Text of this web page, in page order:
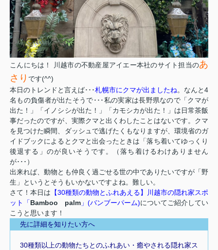
こんにちは！ 川越市の不動産屋アイエー本社のサイト担当のあ
さり です(^^)
本日のトレンドと言えば･･･札幌市にクマが出ましたね。なんと4
名もの負傷者が出たそうで･･･私の実家は長野県なので「クマが
出た！」「イノシシが出た！」「カモシカが出た！」は日常茶飯
事だったのですが、実際クマと出くわしたことはないです。クマ
を見つけた瞬間、ダッシュで逃げたくもなりますが、環境省のガ
イドブックによるとクマと出会ったときは「落ち着いてゆっくり
後退する」のが良いそうです。（落ち着けるわけありません
が･･･）
出来れば、動物とも仲良く過ごせる世の中でありたいですが「野
生」というとそうもいかないですよね。難しい。
さて！本日は 【30種類の動物とふれあえる】川越市の隠れ家スポ
ット「Bamboo palm 」(バンブーパーム)についてご紹介してい
こうと思います！
先に詳細を知りたい方へ
30種類以上の動物たちとのふれあい・癒やされる隠れ家ス